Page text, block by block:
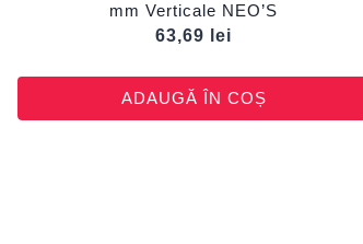
mm Verticale NEO’S
63,69
lei
ADAUGĂ ÎN COȘ